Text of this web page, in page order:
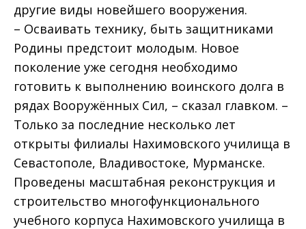
другие виды новейшего вооружения.
– Осваивать технику, быть защитниками
Родины предстоит молодым. Новое
поколение уже сегодня необходимо
готовить к выполнению воинского долга в
рядах Вооружённых Сил, – сказал главком. –
Только за последние несколько лет
открыты филиалы Нахимовского училища в
Севастополе, Владивостоке, Мурманске.
Проведены масштабная реконструкция и
строительство многофункционального
учебного корпуса Нахимовского училища в